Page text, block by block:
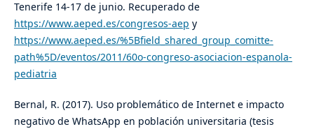
Tenerife 14-17 de junio. Recuperado de
https://www.aeped.es/congresos-aep y
https://www.aeped.es/%5Bfield_shared_group_comitte-
path%5D/eventos/2011/60o-congreso-asociacion-espanola-
pediatria
Bernal, R. (2017). Uso problemático de Internet e impacto
negativo de WhatsApp en población universitaria (tesis